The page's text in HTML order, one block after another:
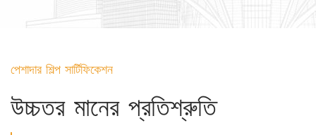
পেশাদার শিল্প সার্টিফিকেশন
উচ্চতর মানের প্রতিশ্রুতি